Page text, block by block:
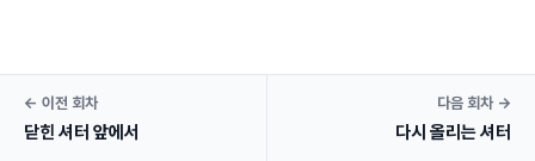
← 이전 회차
닫힌 셔터 앞에서
다음 회차 →
다시 올리는 셔터